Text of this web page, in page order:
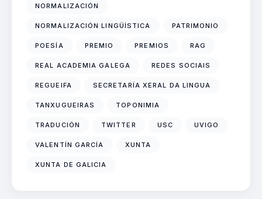
NORMALIZACIÓN
NORMALIZACIÓN LINGÜÍSTICA PATRIMONIO
POESÍA PREMIO PREMIOS RAG
REAL ACADEMIA GALEGA REDES SOCIAIS
REGUEIFA SECRETARÍA XERAL DA LINGUA
TANXUGUEIRAS TOPONIMIA
TRADUCIÓN TWITTER USC UVIGO
VALENTÍN GARCÍA XUNTA
XUNTA DE GALICIA